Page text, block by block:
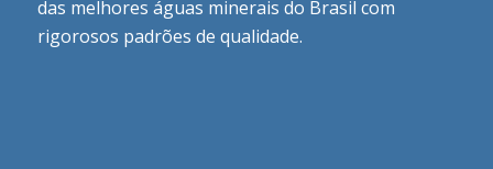
das melhores águas minerais do Brasil com
rigorosos padrões de qualidade.